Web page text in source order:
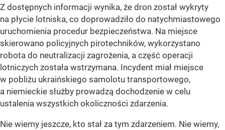
Z dostępnych informacji wynika, że dron został wykryty
na płycie lotniska, co doprowadziło do natychmiastowego
uruchomienia procedur bezpieczeństwa. Na miejsce
skierowano policyjnych pirotechników, wykorzystano
robota do neutralizacji zagrożenia, a część operacji
lotniczych została wstrzymana. Incydent miał miejsce
w pobliżu ukraińskiego samolotu transportowego,
a niemieckie służby prowadzą dochodzenie w celu
ustalenia wszystkich okoliczności zdarzenia.
Nie wiemy jeszcze, kto stał za tym zdarzeniem. Nie wiemy,